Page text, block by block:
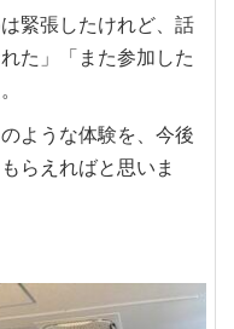
緊張したけれど、話
た」「また参加した
ような体験を、今後
らえればと思いま